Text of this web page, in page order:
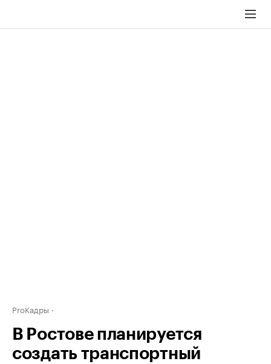
ProКадры
В Ростове планируется
создать транспортный